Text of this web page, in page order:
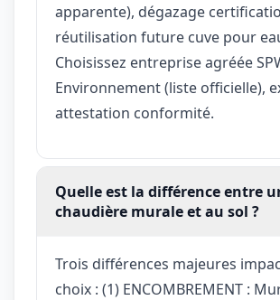
apparente), dégazage
réutilisation future cuve pour
Choisissez entreprise agréée
Environnement (liste officielle),
attestation conformité.
Quelle est la différence entre
chaudière murale et au sol ?
Trois différences majeures
choix : (1) ENCOMBREMENT :